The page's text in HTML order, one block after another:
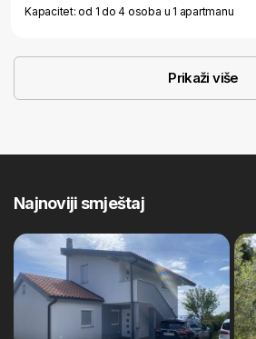
Kapacitet: od 1 do 4 osoba u 1 apartmanu
Prikaži više
Najnoviji smještaj